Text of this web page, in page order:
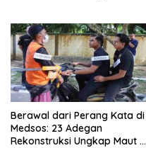
Berawal dari Perang Kata di
Medsos: 23 Adegan
Rekonstruksi Ungkap Maut di